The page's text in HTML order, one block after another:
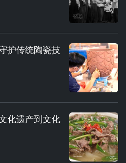
护传统陶瓷技
化遗产到文化